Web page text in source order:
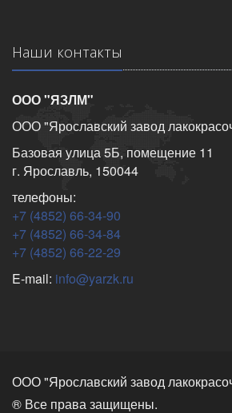
Наши контакты
ООО "ЯЗЛМ"
ООО "Ярославский завод
Базовая улица 5Б, помещение 11
г. Ярославль, 150044
телефоны:
+7 (4852) 66-34-90
+7 (4852) 66-34-84
+7 (4852) 66-22-29
E-mail: info@yarzk.ru
ООО "Ярославский завод
® Все права защищены.